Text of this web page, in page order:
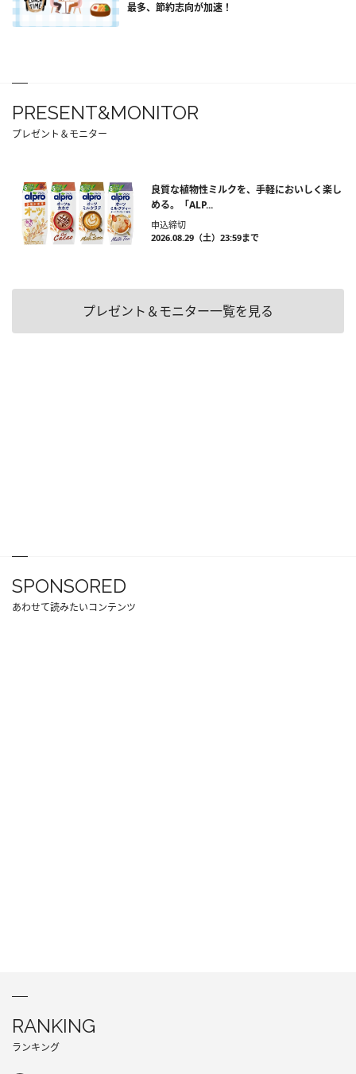
最多、節約志向が加速！
PRESENT&MONITOR
プレゼント＆モニター
良質な植物性ミルクを、手軽においしく楽し
める。「ALP...
申込締切
2026.08.29（土）23:59まで
プレゼント＆モニター一覧を見る
SPONSORED
あわせて読みたいコンテンツ
RANKING
ランキング